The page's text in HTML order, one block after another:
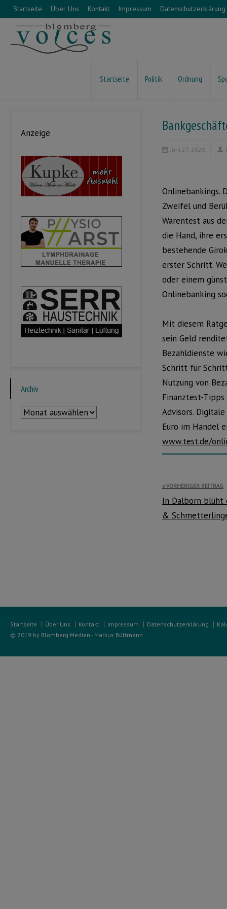
Startseite Über Uns Kontakt Impressum Datenschutzerklärung
Startseite Politik Ordnung
Juni 27, 2020
Onlinebankings.
Zweifel und
Warentest aus
die Hand, ihre
bestehende
erster Schritt.
oder einem
Onlinebanking
Mit diesem
sein Geld
Bezahldienste
Schritt für
Nutzung von
Finanztest-Tipps
Advisors.
Euro im Handel
www.test.de/
VORHERIGER BEITRAG
In Dalborn blüht
&
Anzeige
Archiv
Archiv
Startseite Über Uns Kontakt Impressum Datenschutzerklärung
© 2019 by Blomberg Medien - Markus Bültmann